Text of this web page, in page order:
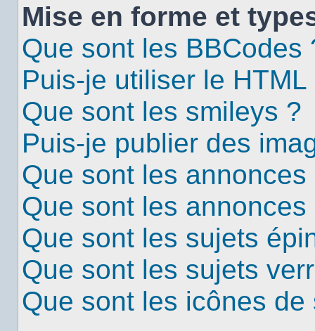
Mise en forme et
Que sont les BBCodes
Puis-je utiliser le HTML
Que sont les smileys ?
Puis-je publier des
Que sont les
Que sont les annonces
Que sont les sujets
Que sont les sujets
Que sont les icônes de